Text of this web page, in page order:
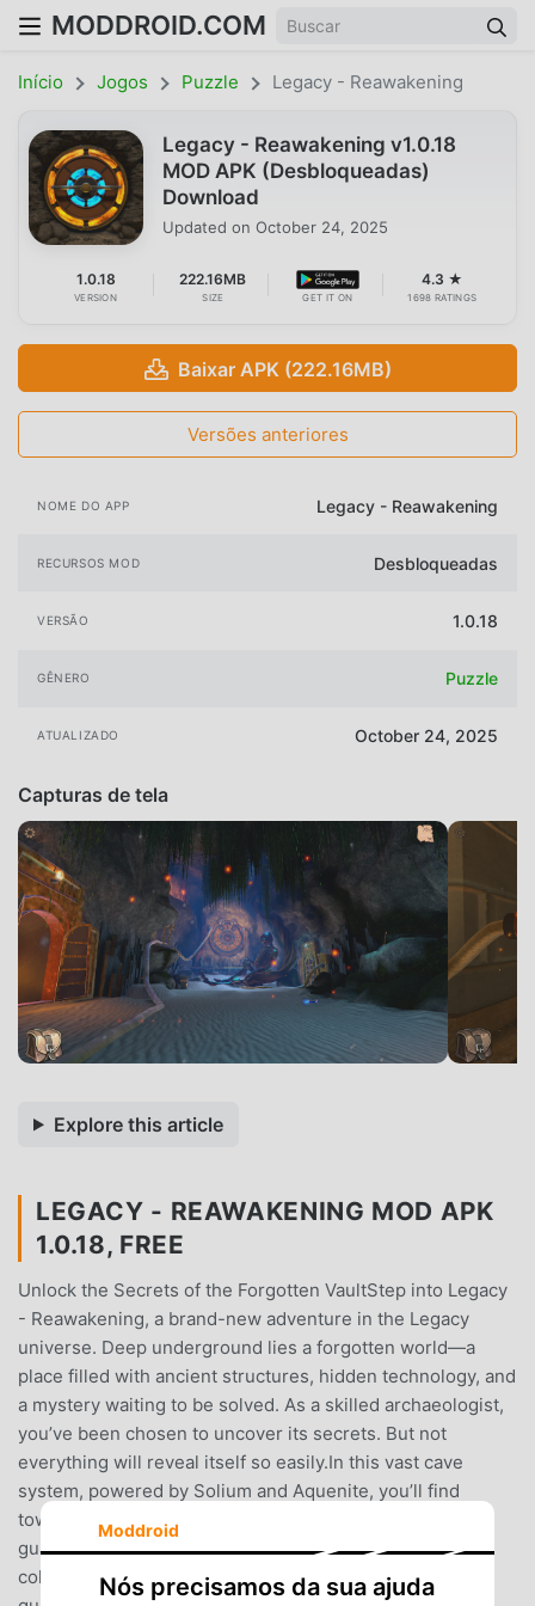
MODDROID.COM
Início Jogos Puzzle Legacy - Reawakening
Legacy - Reawakening v1.0.18
MOD APK (Desbloqueadas)
Download
Updated on October 24, 2025
1.0.18
VERSION
222.16MB
SIZE GET IT ON
4.3 ★
1698 RATINGS
Baixar APK (222.16MB)
Versões anteriores
NOME DO APP Legacy - Reawakening
RECURSOS MOD Desbloqueadas
VERSÃO 1.0.18
GÊNERO Puzzle
ATUALIZADO October 24, 2025
Capturas de tela
Explore this article
LEGACY - REAWAKENING MOD APK
1.0.18, FREE
Unlock the Secrets of the Forgotten VaultStep into Legacy
- Reawakening, a brand-new adventure in the Legacy
universe. Deep underground lies a forgotten world—a
place filled with ancient structures, hidden technology, and
a mystery waiting to be solved. As a skilled archaeologist,
you’ve been chosen to uncover its secrets. But not
everything will reveal itself so easily.In this vast cave
system, powered by Solium and Aquenite, you’ll find
towering obelisks, strange machines, and a sleeping
guardian—a broken robot with no memory of its past. By
collecting lost memory shards, you can rebuild the
Moddroid
Nós precisamos da sua ajuda